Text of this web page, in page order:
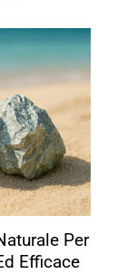
Per
Efficace